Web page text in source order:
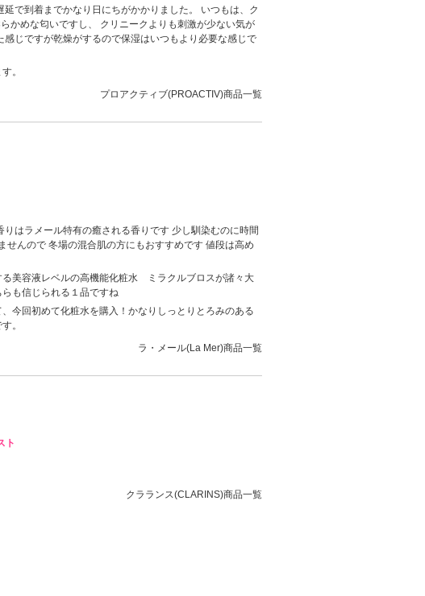
で到着までかなり日にちがかかりました。 いつもは、ク
かめな匂いですし、 クリニークよりも刺激が少ない気が
じですが乾燥がするので保湿はいつもより必要な感じで
。
プロアクティブ(PROACTIV)商品一覧
はラメール特有の癒される香りです 少し馴染むのに時間
んので 冬場の混合肌の方にもおすすめです 値段は高め
美容液レベルの高機能化粧水 ミラクルブロスが諸々大
も信じられる１品ですね
今回初めて化粧水を購入！かなりしっとりとろみのある
。
ラ・メール(La Mer)商品一覧
ト
クラランス(CLARINS)商品一覧